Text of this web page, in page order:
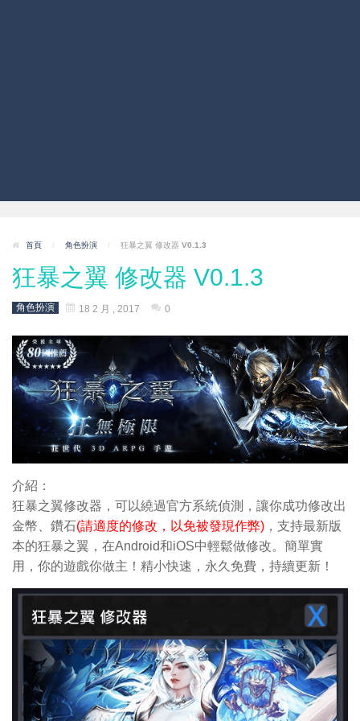
首頁 / 角色扮演 / 狂暴之翼 修改器 V0.1.3
狂暴之翼 修改器 V0.1.3
角色扮演 18 2 月 , 2017 0
介紹：
狂暴之翼修改器，可以繞過官方系統偵測，讓你成功修改出
金幣、鑽石(請適度的修改，以免被發現作弊) ，支持最新版
本的狂暴之翼，在Android和iOS中輕鬆做修改。簡單實
用，你的遊戲你做主！精小快速，永久免費，持續更新！